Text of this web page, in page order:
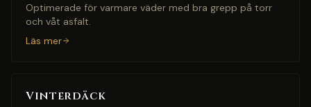
Optimerade för varmare väder med bra grepp på torr
och våt asfalt.
Läs mer
Vinterdäck